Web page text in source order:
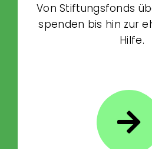
Von Stiftungsfonds
spenden bis hin zur
Hilfe.